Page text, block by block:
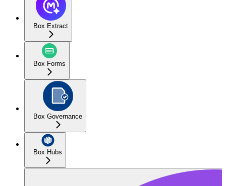
Box Extract
Box Forms
Box Governance
Box Hubs